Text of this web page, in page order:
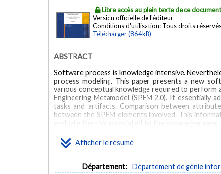
Libre accès au plein texte de ce document
Version officielle de l'éditeur
Conditions d'utilisation: Tous droits réservés
Télécharger (864kB)
Afficher le résumé
ABSTRACT
Software process is knowledge intensive.
process modeling. This paper presents a new
various conceptual knowledge required to perform
Engineering Metamodel (SPEM 2.0). It essentially
tasks and artifacts. Comparison between
between the SPEM elements involved. This
evaluate the risk associated to the knowledge
MOTS CLÉS
Software Process Modeling Software & Systems Process
Département: Département de génie